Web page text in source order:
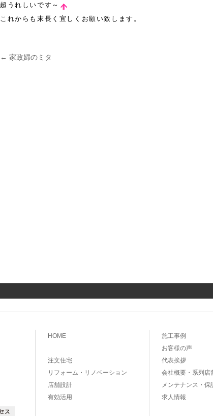
超うれしいです～
これからも末長く宜しくお願い致します。
投稿ナビゲーション
← 家政婦のミタ
HOME
注文住宅
リフォーム・リノベーション
店舗設計
有効活用
施工事例
お客様の声
代表挨拶
会社概要・系列店
メンテナンス・保
求人情報